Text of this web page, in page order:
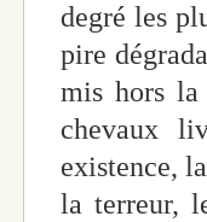
degré les
pire
mis hors
chevaux
existence,
la terreur,